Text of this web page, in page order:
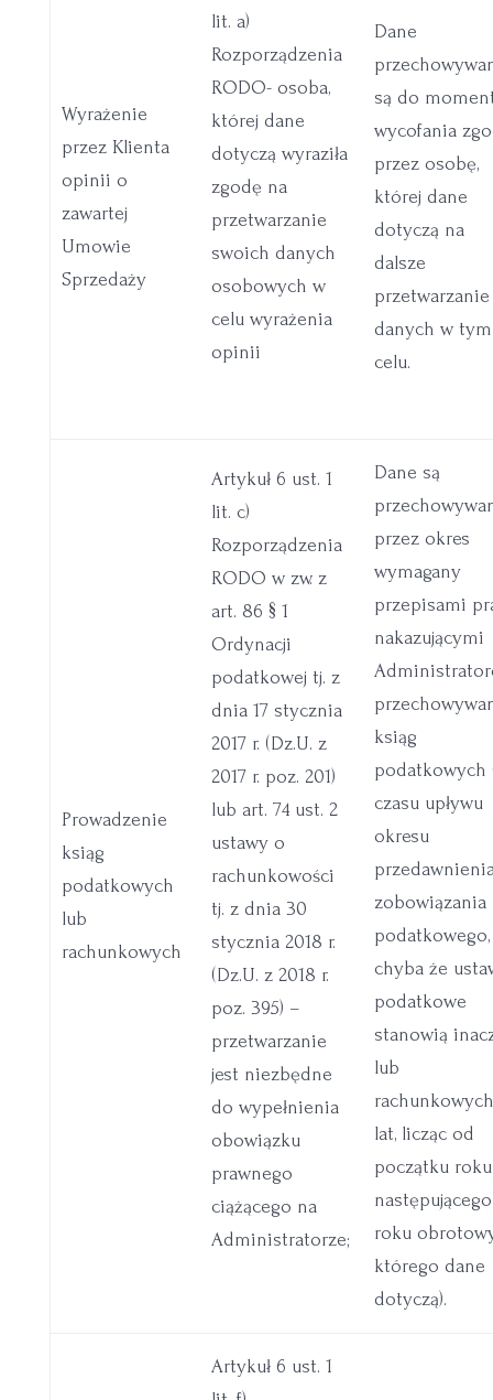
Wyrażenie
przez Klienta
opinii o
zawartej
Umowie
Sprzedaży
lit. a)
Rozporządzenia
RODO- osoba,
której dane
dotyczą wyraziła
zgodę na
przetwarzanie
swoich danych
osobowych w
celu wyrażenia
opinii
Dane
są do
wycofania
przez osobę,
której dane
dotyczą na
dalsze
przetwarzanie
danych w tym
celu.
Prowadzenie
ksiąg
podatkowych
lub
rachunkowych
Artykuł 6 ust. 1
lit. c)
Rozporządzenia
RODO w zw. z
art. 86 § 1
Ordynacji
podatkowej tj. z
dnia 17 stycznia
2017 r. (Dz.U. z
2017 r. poz. 201)
lub art. 74 ust. 2
ustawy o
rachunkowości
tj. z dnia 30
stycznia 2018 r.
(Dz.U. z 2018 r.
poz. 395) –
przetwarzanie
jest niezbędne
do wypełnienia
obowiązku
prawnego
ciążącego na
Administratorze;
Dane są
przez okres
wymagany
przepisami
nakazującymi
ksiąg
podatkowych
czasu upływu
okresu
zobowiązania
podatkowego,
chyba że
podatkowe
stanowią
lub
lat, licząc od
początku roku
roku
którego dane
dotyczą).
Artykuł 6 ust. 1